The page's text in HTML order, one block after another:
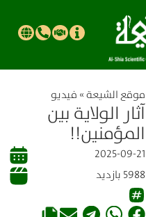
موقع الشیعة» فيديو
آثار الولاية بين
المؤمنين!!
2025-09-21
5988 بازدید